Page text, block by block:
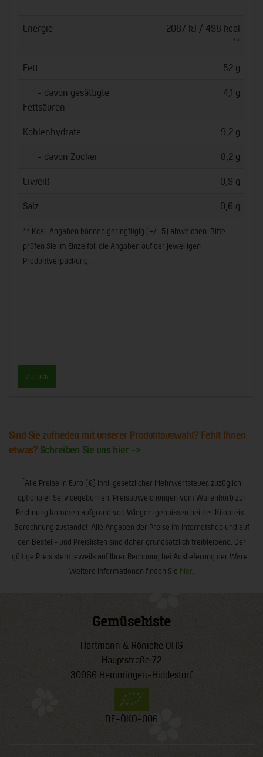
Energie 2087 kJ / 498 kcal
**
Fett 52 g
- davon gesättigte
Fettsäuren
4,1 g
Kohlenhydrate 9,2 g
- davon Zucker 8,2 g
Eiweiß 0,9 g
Salz 0,6 g
** Kcal-Angaben können geringfügig (+/- 5) abweichen. Bitte
prüfen Sie im Einzelfall die Angaben auf der jeweiligen
Produktverpackung.
Zurück
Sind Sie zufrieden mit unserer Produktauswahl? Fehlt Ihnen
etwas? Schreiben Sie uns hier ->
*Alle Preise in Euro (€) inkl. gesetzlicher Mehrwertsteuer, zuzüglich
optionaler Servicegebühren. Preisabweichungen vom Warenkorb zur
Rechnung kommen aufgrund von Wiegeergebnissen bei der Kilopreis-
Berechnung zustande! Alle Angaben der Preise im Internetshop und auf
den Bestell- und Preislisten sind daher grundsätzlich freibleibend. Der
gültige Preis steht jeweils auf Ihrer Rechnung bei Auslieferung der Ware.
Weitere Informationen finden Sie hier
Gemüsekiste
Hartmann & Rönicke OHG
Hauptstraße 72
30966 Hemmingen-Hiddestorf
DE-ÖKO-006